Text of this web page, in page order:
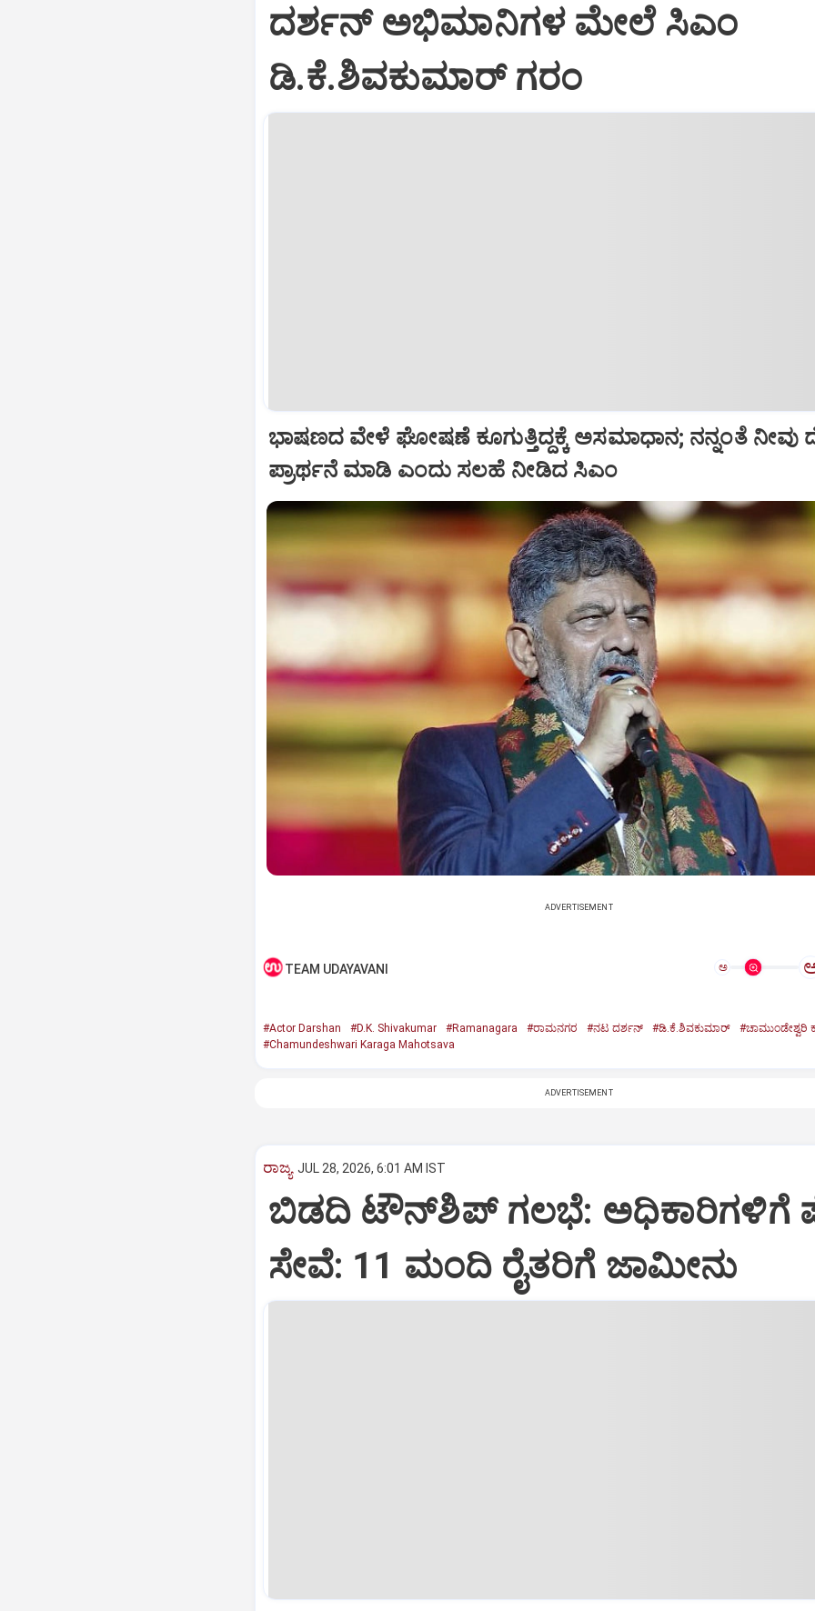
ದರ್ಶನ್ ಅಭಿಮಾನಿಗಳ ಮೇಲೆ ಸಿಎಂ
ಡಿ.ಕೆ.ಶಿವಕುಮಾರ್ ಗರಂ
ಭಾಷಣದ ವೇಳೆ ಘೋಷಣೆ ಕೂಗುತ್ತಿದ್ದಕ್ಕೆ ಅಸಮಾಧಾನ; ನನ್ನಂತೆ ನೀವು
ಪ್ರಾರ್ಥನೆ ಮಾಡಿ ಎಂದು ಸಲಹೆ ನೀಡಿದ ಸಿಎಂ
ADVERTISEMENT
TEAM UDAYAVANI ಅ
#Actor Darshan #D.K. Shivakumar #Ramanagara #ರಾಮನಗರ #ನಟ ದರ್ಶನ್ #ಡಿ.ಕೆ.ಶಿವಕುಮಾರ್
#Chamundeshwari Karaga Mahotsava
ADVERTISEMENT
ರಾಜ್ಯ JUL 28, 2026, 6:01 AM IST
ಬಿಡದಿ ಟೌನ್‌ಶಿಪ್‌ ಗಲಭೆ: ಅಧಿಕಾರಿಗಳಿಗೆ
ಸೇವೆ: 11 ಮಂದಿ ರೈತರಿಗೆ ಜಾಮೀನು